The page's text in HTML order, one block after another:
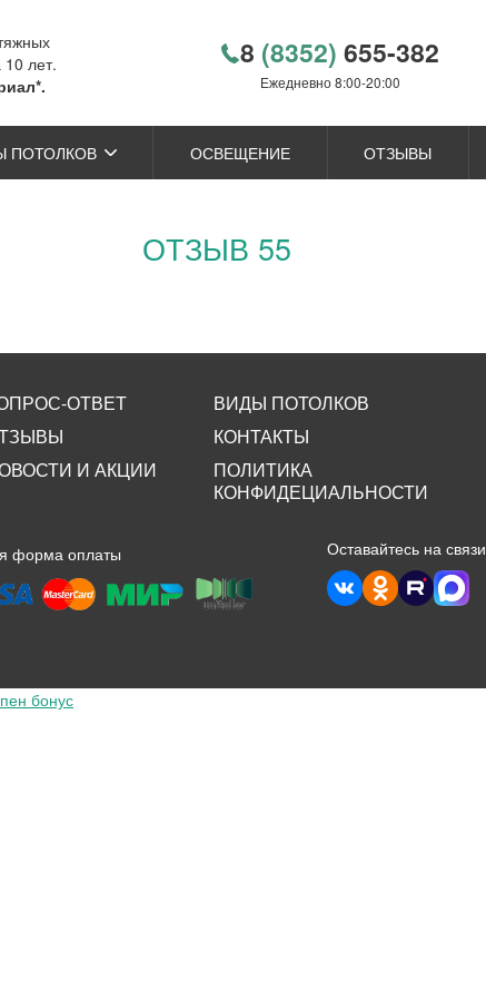
10 лет.
8 (8352) 655-382
Ежедневно 8:00-20:00
ПОТОЛКОВ ОСВЕЩЕНИЕ ОТЗЫВЫ
ОТЗЫВ 55
ОТВЕТ
ВИДЫ ПОТОЛКОВ
КОНТАКТЫ
И АКЦИИ
ПОЛИТИКА
КОНФИДЕЦИАЛЬНОСТИ
форма оплаты Оставайтесь на связи
бонус